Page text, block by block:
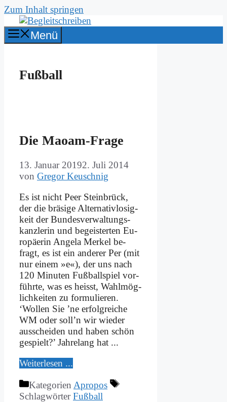
Zum Inhalt springen
Menü
Fußball
Die Maoam-Fra­ge
13. Januar 20192. Juli 2014
von Gregor Keuschnig
Es ist nicht Peer Stein­brück,
der die brä­si­ge Al­ter­na­tiv­lo­sig­
keit der Bundesverwaltungs­
kanzlerin und be­gei­ster­ten Eu­
ro­päe­rin An­ge­la Mer­kel be­
fragt, es ist ein an­de­rer Per (mit
nur ei­nem »e«), der uns nach
120 Mi­nu­ten Fuß­ball­spiel vor­
führ­te, was es heisst, Wahl­mög­
lich­kei­ten zu for­mu­lie­ren.
‘Wol­len Sie ’ne er­folg­rei­che
WM oder soll’n wir wie­der
aus­schei­den und ha­ben schön
ge­spielt?’ Jah­re­lang hat ...
Wei­ter­le­sen ...
Kategorien Apropos
SchlagwörterFußball